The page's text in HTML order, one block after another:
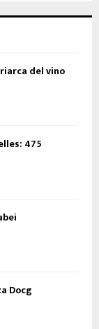
del vino
475
Docg